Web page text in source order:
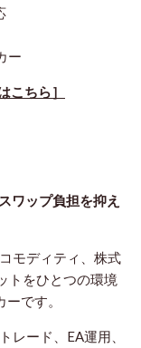
ー
ちら］
ワップ負担を抑え
モディティ、株式
トをひとつの環境
です。
ード、EA運用、